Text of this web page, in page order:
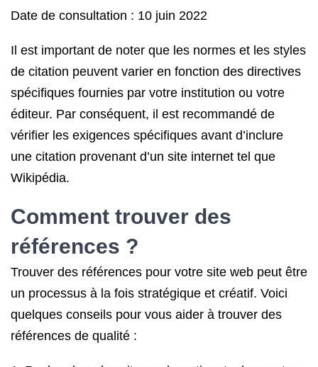
Date de consultation : 10 juin 2022
Il est important de noter que les normes et les styles
de citation peuvent varier en fonction des directives
spécifiques fournies par votre institution ou votre
éditeur. Par conséquent, il est recommandé de
vérifier les exigences spécifiques avant d’inclure
une citation provenant d’un site internet tel que
Wikipédia.
Comment trouver des
références ?
Trouver des références pour votre site web peut être
un processus à la fois stratégique et créatif. Voici
quelques conseils pour vous aider à trouver des
références de qualité :